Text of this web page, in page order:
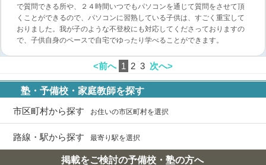
で質問できる所や、２４時間いつでもパソコンを通じて質問をさせて頂
くことができるので、パソコンに習熟している子供は、すごく重宝して
おりました。我が子のような不登校にも対応してくださっておりますの
で、子供自身のペースで自宅でゆったり学べることができます。
<前へ 1 2 3 次へ>
塾・予備校・家庭教師を探す
市区町村から探す お住いの市区町村を選択
路線・駅から探す 最寄り駅を選択
掲載をご検討の予備校・塾の方へ